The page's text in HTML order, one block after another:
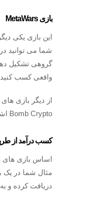
بازی MetaWars
شما می توانید
گروهی تشکیل
واقعی کسب
Bomb Crypto اشاره کرد.
کسب درآمد از
اساس بازی های
مثال شما در یک
دریافت کرده و